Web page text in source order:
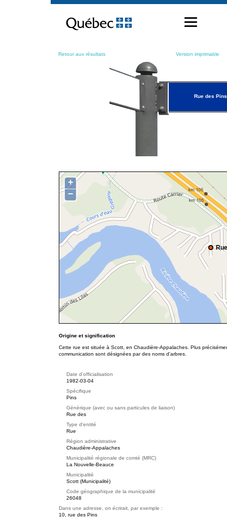
contenu
Retour aux résultats Version imprimable
Rue des Pins
+
−
Origine et signification
Cette rue est située à Scott, en Chaudière-Appalaches. Plus
communication sont désignées par des noms d'arbres.
Date d'officialisation
1982-03-04
Spécifique
Pins
Générique (avec ou sans particules de liaison)
Rue des
Type d'entité
Rue
Région administrative
Chaudière-Appalaches
Municipalité régionale de comté (MRC)
La Nouvelle-Beauce
Municipalité
Scott (Municipalité)
Code géographique de la municipalité
26048
Dans une adresse, on écrirait, par exemple :
10, rue des Pins